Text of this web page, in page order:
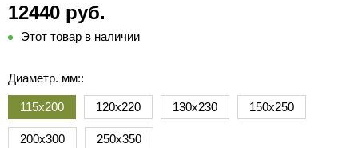
12440 руб.
Этот товар в наличии
Диаметр. мм::
115х200 120х220 130х230 150х250
200х300 250х350